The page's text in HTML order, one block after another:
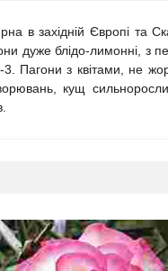
в західній Європі та
дуже блідо-лимонні, з
Пагони з квітами, не
кущ